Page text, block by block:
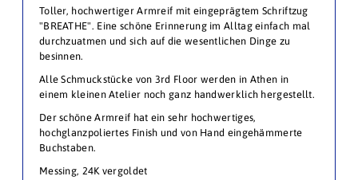
Toller, hochwertiger Armreif mit eingeprägtem Schriftzug
"BREATHE". Eine schöne Erinnerung im Alltag einfach mal
durchzuatmen und sich auf die wesentlichen Dinge zu
besinnen.
Alle Schmuckstücke von 3rd Floor werden in Athen in
einem kleinen Atelier noch ganz handwerklich hergestellt.
Der schöne Armreif hat ein sehr hochwertiges,
hochglanzpoliertes Finish und von Hand eingehämmerte
Buchstaben.
Messing, 24K vergoldet